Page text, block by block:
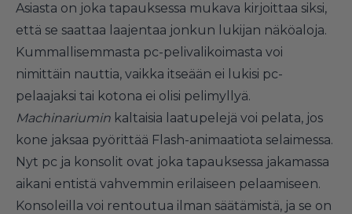
Asiasta on joka tapauksessa mukava kirjoittaa siksi,
että se saattaa laajentaa jonkun lukijan näköaloja.
Kummallisemmasta pc-pelivalikoimasta voi
nimittäin nauttia, vaikka itseään ei lukisi pc-
pelaajaksi tai kotona ei olisi pelimyllyä.
Machinariumin kaltaisia laatupelejä voi pelata, jos
kone jaksaa pyörittää Flash-animaatiota selaimessa.
Nyt pc ja konsolit ovat joka tapauksessa jakamassa
aikani entistä vahvemmin erilaiseen pelaamiseen.
Konsoleilla voi rentoutua ilman säätämistä, ja se on